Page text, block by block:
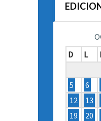
D
L
5
6
12
13
19
20